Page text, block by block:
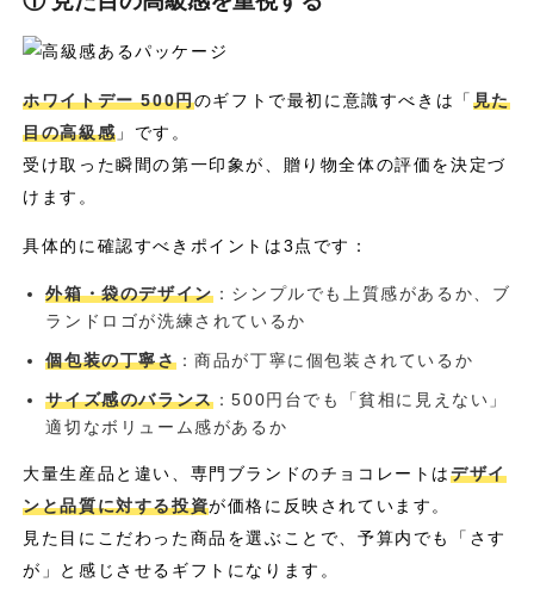
ホワイトデー 500円のギフトで最初に意識すべきは「 見た
目の高級感 」です。
受け取った瞬間の第一印象が、贈り物全体の評価を決定づ
けます。
具体的に確認すべきポイントは3点です：
外箱・袋のデザイン：シンプルでも上質感があるか、ブ
ランドロゴが洗練されているか
個包装の丁寧さ：商品が丁寧に個包装されているか
サイズ感のバランス：500円台でも「貧相に見えない」
適切なボリューム感があるか
大量生産品と違い、専門ブランドのチョコレートはデザイ
ンと品質に対する投資が価格に反映されています。
見た目にこだわった商品を選ぶことで、予算内でも「さす
が」と感じさせるギフトになります。